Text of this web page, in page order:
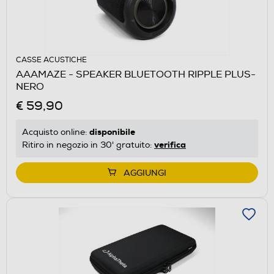
CASSE ACUSTICHE
AAAMAZE - SPEAKER BLUETOOTH RIPPLE PLUS-
NERO
€ 59,90
Acquisto online: disponibile
Ritiro in negozio in 30' gratuito: verifica
AGGIUNGI